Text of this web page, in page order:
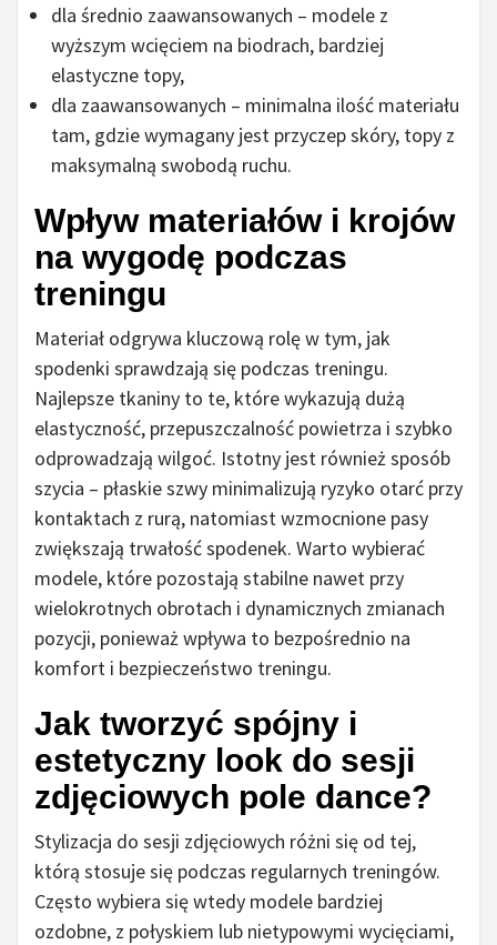
dla średnio zaawansowanych – modele z
wyższym wcięciem na biodrach, bardziej
elastyczne topy,
dla zaawansowanych – minimalna ilość materiału
tam, gdzie wymagany jest przyczep skóry, topy z
maksymalną swobodą ruchu.
Wpływ materiałów i krojów
na wygodę podczas
treningu
Materiał odgrywa kluczową rolę w tym, jak
spodenki sprawdzają się podczas treningu.
Najlepsze tkaniny to te, które wykazują dużą
elastyczność, przepuszczalność powietrza i szybko
odprowadzają wilgoć. Istotny jest również sposób
szycia – płaskie szwy minimalizują ryzyko otarć przy
kontaktach z rurą, natomiast wzmocnione pasy
zwiększają trwałość spodenek. Warto wybierać
modele, które pozostają stabilne nawet przy
wielokrotnych obrotach i dynamicznych zmianach
pozycji, ponieważ wpływa to bezpośrednio na
komfort i bezpieczeństwo treningu.
Jak tworzyć spójny i
estetyczny look do sesji
zdjęciowych pole dance?
Stylizacja do sesji zdjęciowych różni się od tej,
którą stosuje się podczas regularnych treningów.
Często wybiera się wtedy modele bardziej
ozdobne, z połyskiem lub nietypowymi wycięciami,